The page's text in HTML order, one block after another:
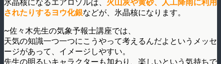
氷晶核になるエアロゾルは、 火山灰や黄砂、人工降雨に利用
されたりするヨウ化銀などが、氷晶核になります。
~佐々木先生の気象予報士講座では、
天気の知識一つ一つにこうやって考えるんだよというメッセ
ージがあって、イメージしやすい。
先生の明るいキャラクターも加わり、楽しいという気持ちで